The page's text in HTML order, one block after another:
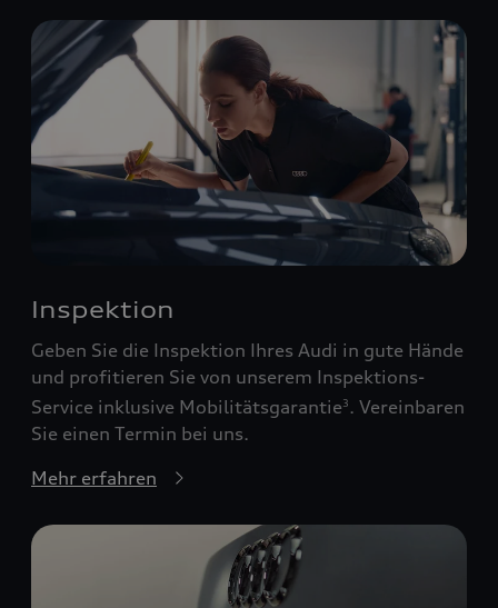
Inspektion
Geben Sie die Inspektion Ihres Audi in gute Hände
und profitieren Sie von unserem Inspektions-
Service inklusive Mobilitätsgarantie3 . Vereinbaren
Sie einen Termin bei uns.
Mehr erfahren